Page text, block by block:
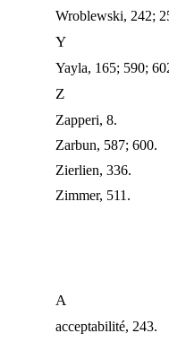
Wroblewski, 242;
Y
Yayla, 165; 590;
Z
Zapperi, 8.
Zarbun, 587; 600.
Zierlien, 336.
Zimmer, 511.
A
acceptabilité, 243.